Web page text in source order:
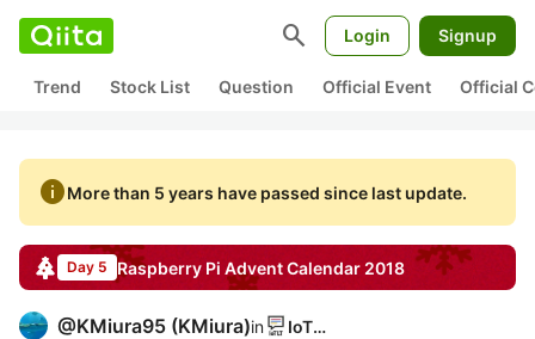
search Login Signup
Trend Stock List Question Official Event Official
infoMore than 5 years have passed since last update.
Day 5 Raspberry Pi Advent Calendar 2018
@KMiura95 (KMiura)in IoTLT